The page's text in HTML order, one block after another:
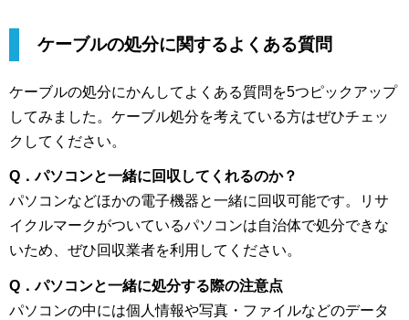
ケーブルの処分に関するよくある質問
ケーブルの処分にかんしてよくある質問を5つピックアップ
してみました。ケーブル処分を考えている方はぜひチェッ
クしてください。
Q．パソコンと一緒に回収してくれるのか？
パソコンなどほかの電子機器と一緒に回収可能です。リサ
イクルマークがついているパソコンは自治体で処分できな
いため、ぜひ回収業者を利用してください。
Q．パソコンと一緒に処分する際の注意点
パソコンの中には個人情報や写真・ファイルなどのデータ